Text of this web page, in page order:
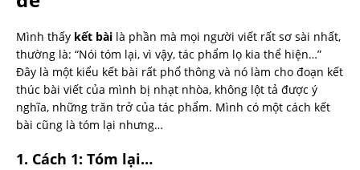
Mình thấy kết bài là phần mà mọi người viết rất sơ sài nhất,
thường là: “Nói tóm lại, vì vậy, tác phẩm lọ kia thể hiện…”
Đây là một kiểu kết bài rất phổ thông và nó làm cho đoạn kết
thúc bài viết của mình bị nhạt nhòa, không lột tả được ý
nghĩa, những trăn trở của tác phẩm. Mình có một cách kết
bài cũng là tóm lại nhưng…
1. Cách 1: Tóm lại…